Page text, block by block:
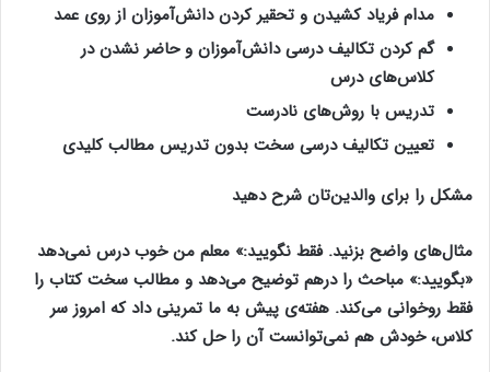
مدام فریاد کشیدن و تحقیر کردن دانش‌آموزان از روی عمد
گم کردن تکالیف درسی دانش‌آموزان و حاضر نشدن در
کلاس‌های درس
تدریس با روش‌های نادرست
تعیین تکالیف درسی سخت بدون تدریس مطالب کلیدی
مشکل را برای والدین‌تان شرح دهید
مثال‌های واضح بزنید. فقط نگویید:» معلم من خوب درس نمی‌دهد
«بگویید:» مباحث را درهم توضیح می‌دهد و مطالب سخت کتاب را
فقط روخوانی می‌کند. هفته‌ی پیش به ما تمرینی داد که امروز سر
کلاس، خودش هم نمی‌توانست آن را حل کند.